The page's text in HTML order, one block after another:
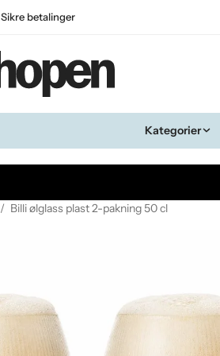
Sikre betalinger
Kategorier
/ Billi ølglass plast 2-pakning 50 cl